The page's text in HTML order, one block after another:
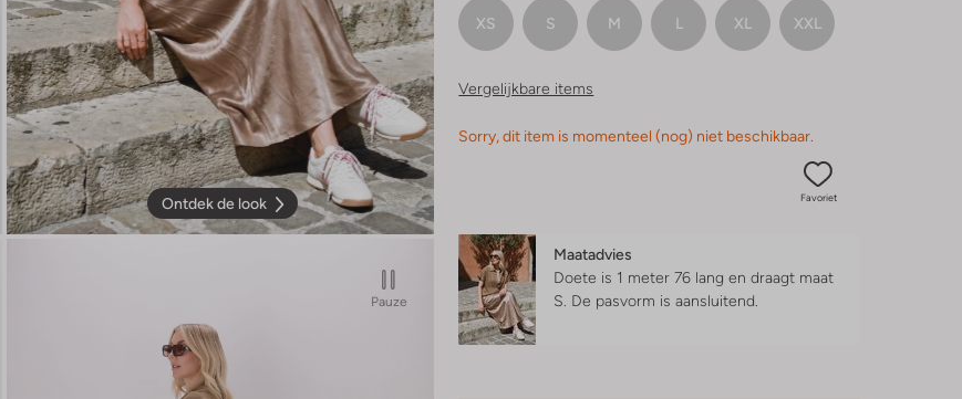
Ontdek de look
Pauze
XS S M L XL XXL
Vergelijkbare items
Sorry, dit item is momenteel (nog) niet beschikbaar.
Favoriet
Maatadvies
Doete is 1 meter 76 lang en draagt maat
S. De pasvorm isaansluitend